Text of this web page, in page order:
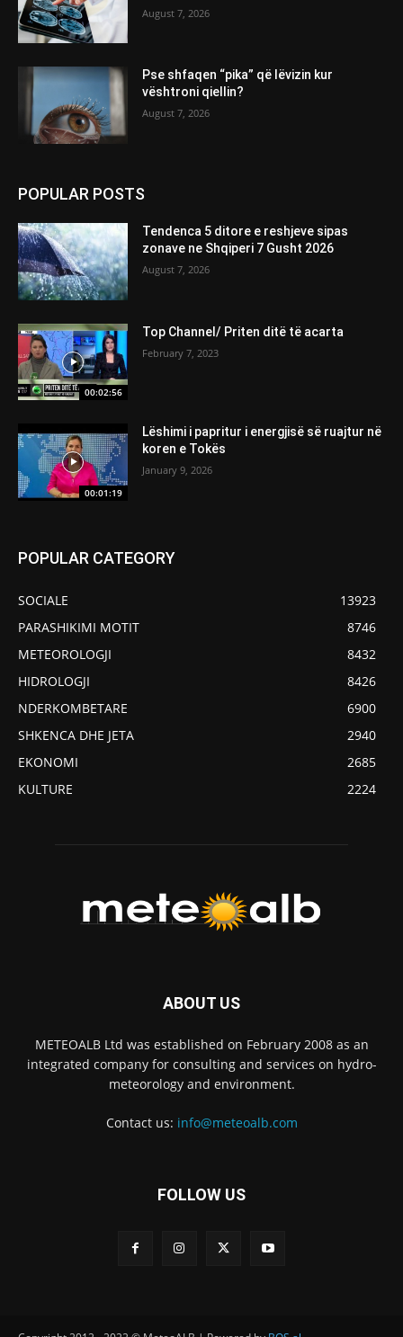
August 7, 2026
Pse shfaqen “pika” që lëvizin kur
vështroni qiellin?
August 7, 2026
POPULAR POSTS
Tendenca 5 ditore e reshjeve sipas
zonave ne Shqiperi 7 Gusht 2026
August 7, 2026
00:02:56
Top Channel/ Priten ditë të acarta
February 7, 2023
00:01:19
Lëshimi i papritur i energjisë së ruajtur në
koren e Tokës
January 9, 2026
POPULAR CATEGORY
SOCIALE
13923
PARASHIKIMI MOTIT
8746
METEOROLOGJI
8432
HIDROLOGJI
8426
NDERKOMBETARE
6900
SHKENCA DHE JETA
2940
EKONOMI
2685
KULTURE
2224
ABOUT US
METEOALB Ltd was established on February 2008 as an
integrated company for consulting and services on hydro-
meteorology and environment.
Contact us: info@meteoalb.com
FOLLOW US